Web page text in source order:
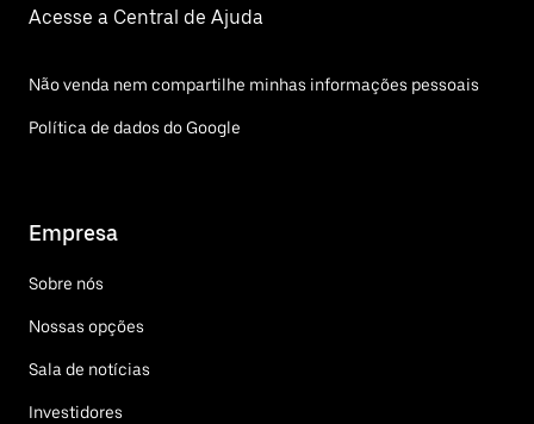
Acesse a Central de Ajuda
Não venda nem compartilhe minhas informações pessoais
Política de dados do Google
Empresa
Sobre nós
Nossas opções
Sala de notícias
Investidores